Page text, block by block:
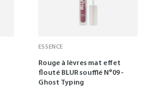
ESSENCE
Rouge à lèvres mat effet
flouté BLUR soufflé N°09 -
Ghost Typing